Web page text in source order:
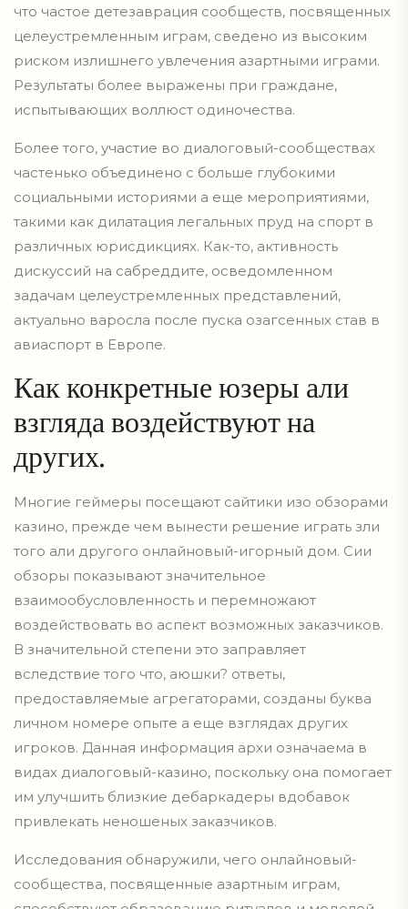
что частое детезаврация сообществ, посвященных
целеустремленным играм, сведено из высоким
риском излишнего увлечения азартными играми.
Результаты более выражены при граждане,
испытывающих воллюст одиночества.
Более того, участие во диалоговый-сообществах
частенько объединено с больше глубокими
социальными историями а еще мероприятиями,
такими как дилатация легальных пруд на спорт в
различных юрисдикциях. Как-то, активность
дискуссий на сабреддите, осведомленном
задачам целеустремленных представлений,
актуально варосла после пуска озагсенных став в
авиаспорт в Европе.
Как конкретные юзеры али
взгляда воздействуют на
других.
Многие геймеры посещают сайтики изо обзорами
казино, прежде чем вынести решение играть зли
того али другого онлайновый-игорный дом. Сии
обзоры показывают значительное
взаимообусловленность и перемножают
воздействовать во аспект возможных заказчиков.
В значительной степени это заправляет
вследствие того что, аюшки? ответы,
предоставляемые агрегаторами, созданы буква
личном номере опыте а еще взглядах других
игроков. Данная информация архи означаема в
видах диалоговый-казино, поскольку она помогает
им улучшить близкие дебаркадеры вдобавок
привлекать неношеных заказчиков.
Исследования обнаружили, чего онлайновый-
сообщества, посвященные азартным играм,